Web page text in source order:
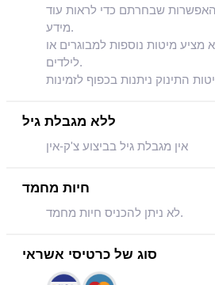
שבחרתם כדי לראות עוד
מידע.
מציע מיטות נוספות למבוגרים או
לילדים.
ללא מגבלת גיל
אין מגבלת גיל בביצוע צ'ק-אין
חיות מחמד
לא ניתן להכניס חיות מחמד.
סוג של כרטיסי אשראי